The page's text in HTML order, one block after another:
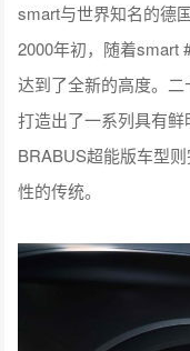
smart与世界知名的德
2000年初，随着smart
达到了全新的高度。二
打造出了一系列具有
BRABUS超能版车型
性的传统。